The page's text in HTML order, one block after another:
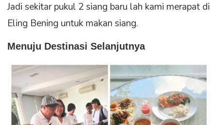
Jadi sekitar pukul 2 siang baru lah kami merapat di
Eling Bening untuk makan siang.
Menuju Destinasi Selanjutnya